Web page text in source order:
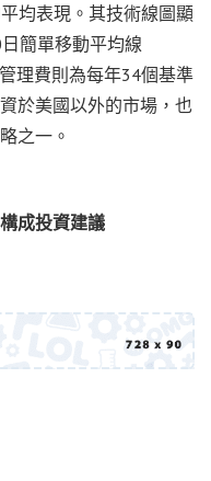
均表現。其技術線圖顯
簡單移動平均線
管理費則為每年34個基準
於美國以外的市場，也
之一。
成投資建議